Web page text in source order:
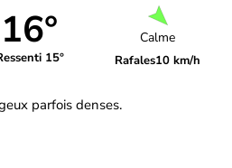
16°
15°
Calme
Rafales10 km/h
parfois denses.